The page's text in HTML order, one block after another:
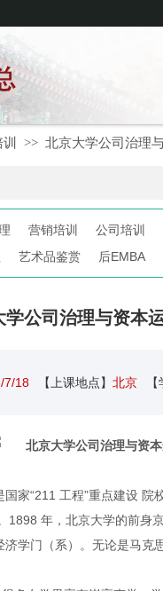
>> 北京大学公司治理
营销培训 公司培训
艺术品鉴赏 后EMBA
学公司治理与资本
7/18 【上课地点】 北京
家“211 工程”重点建设
1898 年，北京大学的前身
学门（系）。无论是马